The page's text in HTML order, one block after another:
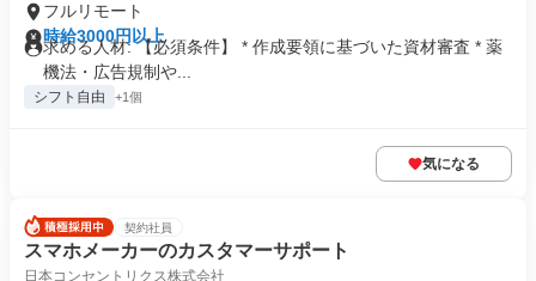
フルリモート
時給3000円以上
求める人材: 【必須条件】 * 作成要領に基づいた資材審査 * 薬
機法・広告規制や...
シフト自由 +1個
気になる
契約社員
スマホメーカーのカスタマーサポート
日本コンセントリクス株式会社